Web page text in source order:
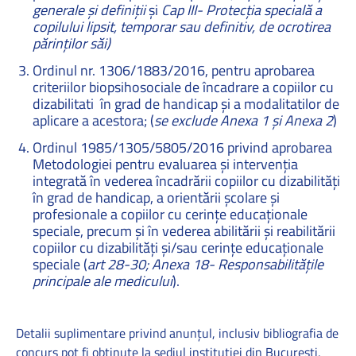
generale și definițiiși Cap III- Protecția specială a
copilului lipsit, temporar sau definitiv, de ocrotirea
părinților săi)
Ordinul nr. 1306/1883/2016, pentru aprobarea
criteriilor biopsihosociale de încadrare a copiilor cu
dizabilitati în grad de handicap și a modalitatilor de
aplicare a acestora; (se exclude Anexa 1 și Anexa 2)
Ordinul 1985/1305/5805/2016 privind aprobarea
Metodologiei pentru evaluarea și intervenția
integrată în vederea încadrării copiilor cu dizabilități
în grad de handicap, a orientării școlare și
profesionale a copiilor cu cerințe educaționale
speciale, precum și în vederea abilitării și reabilitării
copiilor cu dizabilități și/sau cerințe educaționale
speciale (art 28-30; Anexa 18- Responsabilitățile
principale ale medicului).
Detalii suplimentare privind anunţul, inclusiv bibliografia de
concurs pot fi obţinute la sediul instituţiei din București,